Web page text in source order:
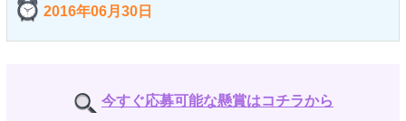
2016年06月30日
今すぐ応募可能な懸賞はコチラから